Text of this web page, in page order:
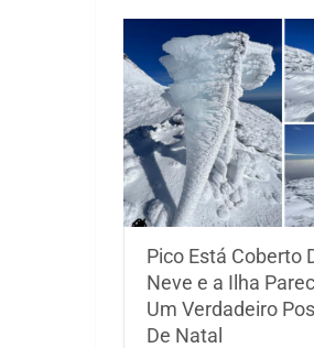
Pico Está Coberto
Neve e a Ilha
Um Verdadeiro
De Natal